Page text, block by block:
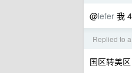
@lefer 我
Replied to
国区转美